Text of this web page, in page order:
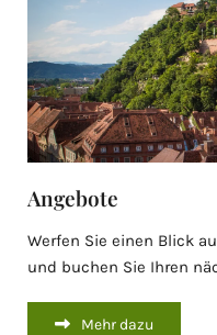
Angebote
Werfen Sie einen Blick
und buchen Sie Ihren
Mehr dazu